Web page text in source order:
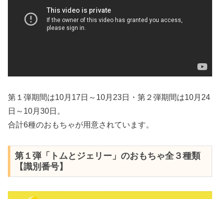
第１弾期間は10月17日～10月23日・第２弾期間は10月24
日～10月30日。
合計6種のおもちゃが用意されています。
第１弾「トムとジェリー」のおもちゃ全３種類
【識別番号】